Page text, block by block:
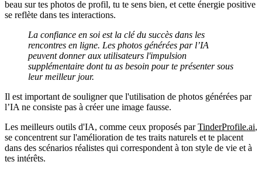
beau sur tes photos de profil, tu te sens bien, et cette énergie positive
se reflète dans tes interactions.
La confiance en soi est la clé du succès dans les
rencontres en ligne. Les photos générées par l’IA
peuvent donner aux utilisateurs l'impulsion
supplémentaire dont tu as besoin pour te présenter sous
leur meilleur jour.
Il est important de souligner que l'utilisation de photos générées par
l’IA ne consiste pas à créer une image fausse.
Les meilleurs outils d'IA, comme ceux proposés parTinderProfile.ai,
se concentrent sur l'amélioration de tes traits naturels et te placent
dans des scénarios réalistes qui correspondent à ton style de vie et à
tes intérêts.